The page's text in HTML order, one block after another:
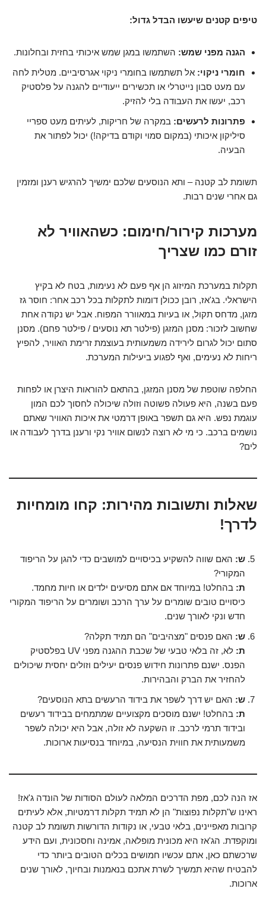
טיפים קטנים שיעשו הבדל גדול:
הגנה מפני שמש: השתמשו במגן שמש איכותי בחזית ובחלונות.
חומרי ניקוי: אל תשתמשו בחומרי ניקוי אגרסיביים. מטלית לחה
עם מעט סבון נייטרלי או תכשירים ייעודיים להגנה על פלסטיק
רכב, יעשו את העבודה בלי להזיק.
פתרונות לרעשים: במקרה של חריקות, לעיתים מעט ספריי
סיליקון איכותי (במקום סמוי וקודם בדיקה!) יכול לפתור את
הבעיה.
תשומת לב קטנה – ותא הנוסעים שלכם ימשיך להרגיש רענן ומזמין
גם אחרי שנים רבות.
מערכות קירור/חימום: כשהאוויר לא
זורם כמו שצריך
תקלות במערכת המיזוג הן אף פעם לא נעימות, בטח לא בקיץ
הישראלי. בג'אז, רובן ככולן דומות לתקלות בכל רכב אחר: חוסר גז
מזגן, מדחס תקול, או בעיות במאוורר המפוח. אבל יש נקודה אחת
שחשוב לזכור: מסנן המזגן (פילטר תא נוסעים / פילטר פחם). מסנן
סתום יכול לגרום לירידה משמעותית בעוצמת זרימת האוויר, להפיץ
ריחות לא נעימים, ואף לפגוע ביעילות המערכת.
החלפה שוטפת של מסנן המזגן, בהתאם להוראות היצרן או לפחות
פעם בשנה, היא פעולה פשוטה וזולה שיכולה לחסוך לכם המון
עוגמת נפש. היא גם תשפר באופן דרמטי את איכות האוויר שאתם
נושמים ברכב. כי מי לא רוצה לנשום אוויר נקי ורענן בדרך לעבודה או
לים?
שאלות ותשובות מהירות: קחו מומחיות
לדרך!
ש: האם שווה להשקיע בכיסויים למושבים כדי להגן על הריפוד
המקורי?
ת: בהחלט! במיוחד אם אתם מסיעים ילדים או חיות מחמד.
כיסויים טובים שומרים על ערך הרכב ושומרים על הריפוד המקורי
חדש ונקי לאורך שנים.
ש: האם פנסים "מצהיבים" הם תמיד תקלה?
ת:
לא, זה בלאי טבעי של שכבת ההגנה מפני UV בפלסטיק
הפנס. ישנם פתרונות חידוש פנסים יעילים וזולים יחסית שיכולים
להחזיר את הברק והבהירות.
ש: האם יש דרך לשפר את בידוד הרעשים בתא הנוסעים?
ת: בהחלט! ישנם מוסכים מקצועיים שמתמחים בבידוד רעשים
ובידוד תרמי לרכב. זו השקעה לא זולה, אבל היא יכולה לשפר
משמעותית את חווית הנסיעה, במיוחד בנסיעות ארוכות.
אז הנה לכם, מפת הדרכים המלאה לעולם הסודות של הונדה ג'אז!
ראינו ש"תקלות נפוצות" הן לא תמיד תקלות דרמטיות, אלא לעיתים
קרובות מאפיינים, בלאי טבעי, או נקודות הדורשות תשומת לב קטנה
ומוקפדת. הג'אז היא מכונית מופלאה, אמינה וחסכונית, ועם הידע
שרכשתם כאן, אתם עכשיו חמושים בכלים הטובים ביותר כדי
להבטיח שהיא תמשיך לשרת אתכם בנאמנות ובחיוך, לאורך שנים
ארוכות.